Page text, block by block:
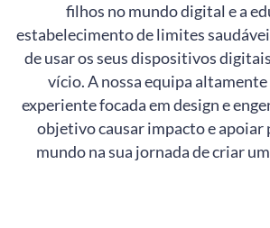
filhos no mundo digital e a
estabelecimento de limites
de usar os seus dispositivos
vício. A nossa equipa
experiente focada em design e
objetivo causar impacto e apoiar
mundo na sua jornada de criar